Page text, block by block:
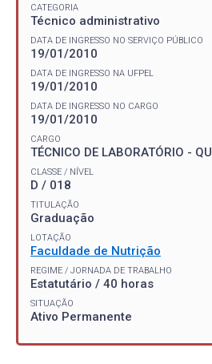
CATEGORIA
Técnico administrativo
DATA DE INGRESSO NO SERVIÇO PÚBLICO
19/01/2010
DATA DE INGRESSO NA UFPEL
19/01/2010
DATA DE INGRESSO NO CARGO
19/01/2010
CARGO
TÉCNICO DE LABORATÓRIO -
CLASSE / NÍVEL
D / 018
TITULAÇÃO
Graduação
LOTAÇÃO
Faculdade de Nutrição
REGIME / JORNADA DE TRABALHO
Estatutário / 40 horas
SITUAÇÃO
Ativo Permanente